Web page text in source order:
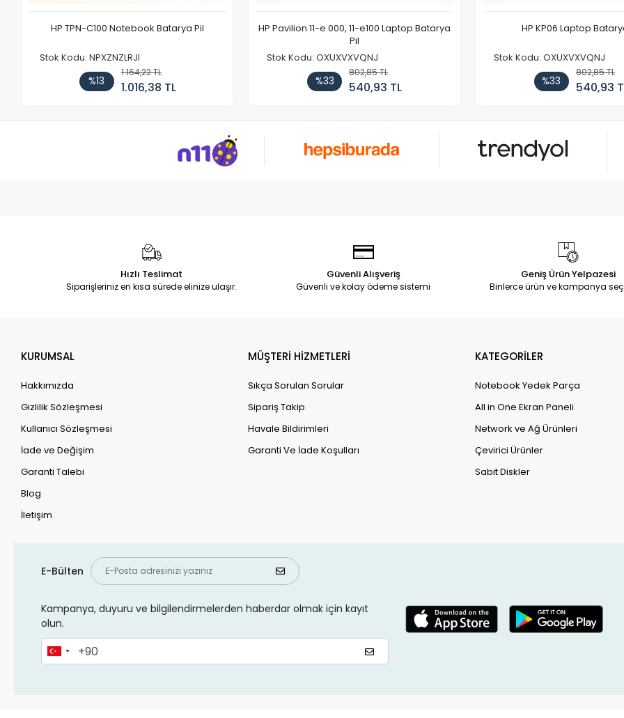
HP TPN-C100 Notebook Batarya Pil
Stok Kodu: NPXZNZLRJI
%13
1.164,22 TL
1.016,38 TL
HP Pavilion 11-e 000, 11-e100 Laptop Batarya
Pil
Stok Kodu: OXUXVXVQNJ
%33
802,85 TL
540,93 TL
HP KP06 Laptop
Stok Kodu: OXUXVXVQNJ
%33
802,85 TL
540,93
Hızlı Teslimat
Siparişleriniz en kısa sürede elinize ulaşır.
Güvenli Alışveriş
Güvenli ve kolay ödeme sistemi
Geniş Ürün Yelpazesi
Binlerce ürün ve kampanya
KURUMSAL
Hakkımızda
Gizlilik Sözleşmesi
Kullanıcı Sözleşmesi
İade ve Değişim
Garanti Talebi
Blog
İletişim
MÜŞTERİ HİZMETLERİ
Sıkça Sorulan Sorular
Sipariş Takip
Havale Bildirimleri
Garanti Ve İade Koşulları
KATEGORİLER
Notebook Yedek Parça
All in One Ekran Paneli
Network ve Ağ Ürünleri
Çevirici Ürünler
Sabit Diskler
E-Bülten
Kampanya, duyuru ve bilgilendirmelerden haberdar olmak için kayıt
olun.